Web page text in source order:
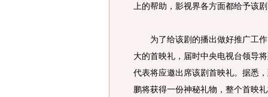
上的帮助，影视界各方面都给予该
为了给该剧的播出做好推广工作
大的首映礼，届时中央电视台领导
代表将应邀出席该剧首映礼。据悉
鹏将获得一份神秘礼物，整个首映